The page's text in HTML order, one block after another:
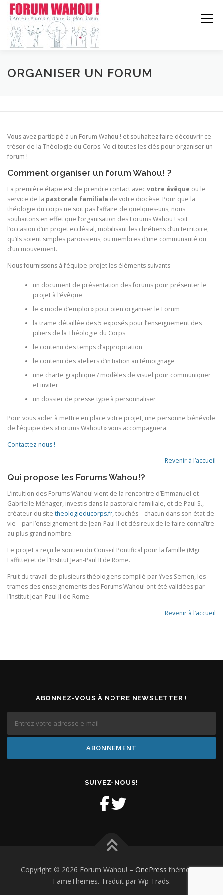
Aller
Menu
WAHOU!? FORUM CHEZ VOUS
ORGANISER UN FORUM
Vous avez participé à un Forum Wahou ! et souhaitez faire découvrir ce
trésor de la Théologie du Corps. Voici toutes les clés pour organiser un
forum !
Comment organiser un forum Wahou! ?
La première étape est de prendre contact avecvotre évêque ou le
service de la pastorale familiale de votre diocèse. Pour que la
théologie du corps ne soit pas l’affaire de quelques-uns, nous
souhaitons en effet que l’organisation des Forums Wahou ! soit
l’occasion d’un projet ecclésial, mobilisant les chrétiens d’un territoire,
qu’ils soient simples paroissiens, ou membres d’une communauté ou
d’un mouvement.
Nous fournissons à l’équipe-projet les éléments suivants
un document de présentation des forums pour présenter le
projet à l’évêque
le « mode d’emploi » pour bien organiser le Forum
la trame détaillée des 5 exposés pour l’enseignement des
piliers de la Théologie du Corps
le contenu des temps d’appropriation
le contenu des ateliers d’initiation au témoignage
une charte graphique / modèles de visuel pour communiquer
et inviter
un dossier de presse type à personnaliser
Pour vous aider à mettre en place votre projet, une personne bénévole
de l’équipe des «Forums Wahou! » vous accompagnera.
Contactez-nous !
Revenir à l’accueil
Qui propose les Forums Wahou!?
L’intuition des Forums Wahou! vient de la rencontre d’Emmanuel et
Gabrielle Ménager, investis dans la pastorale familiale, et de Paul S.,
créateur du site theologieducorps.fr, touchés – chacun dans son état de
vie – par l’enseignement de Jean-Paul II et désireux de le faire connaître
au plus grand nombre.
Le projet a reçu le soutien du Conseil Pontifical pour la famille (Mgr
Laffitte) et de l’Institut Jean-Paul II de Rome.
Fruit du travail de plusieurs théologiens compilé par Yves Semen, les
trames des enseignements des Forums Wahou! ont été validées par
l’Institut Jean-Paul II de Rome.
Revenir à l’accueil
ABONNEZ-VOUS À NOTRE NEWSLETTER !
SUIVEZ-NOUS!
Copyright © 2026 Forum Wahou! – OnePress thème par
FameThemes. Traduit par Wp Trads.